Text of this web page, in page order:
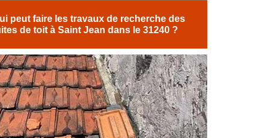
peut faire les travaux de recherche des
de toit à Saint Jean dans le 31240 ?